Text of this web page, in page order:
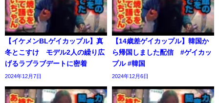
【イケメンBLゲイカップル】真
冬とこすけ モデル2人の繰り広
げるラブラブデートに密着
2024年12月7日
【14歳差ゲイカップル】韓国か
ら帰国しました配信 #ゲイカッ
プル #韓国
2024年12月6日